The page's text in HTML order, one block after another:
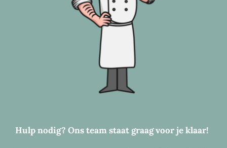
Hulp nodig? Ons team staat graag voor je klaar!